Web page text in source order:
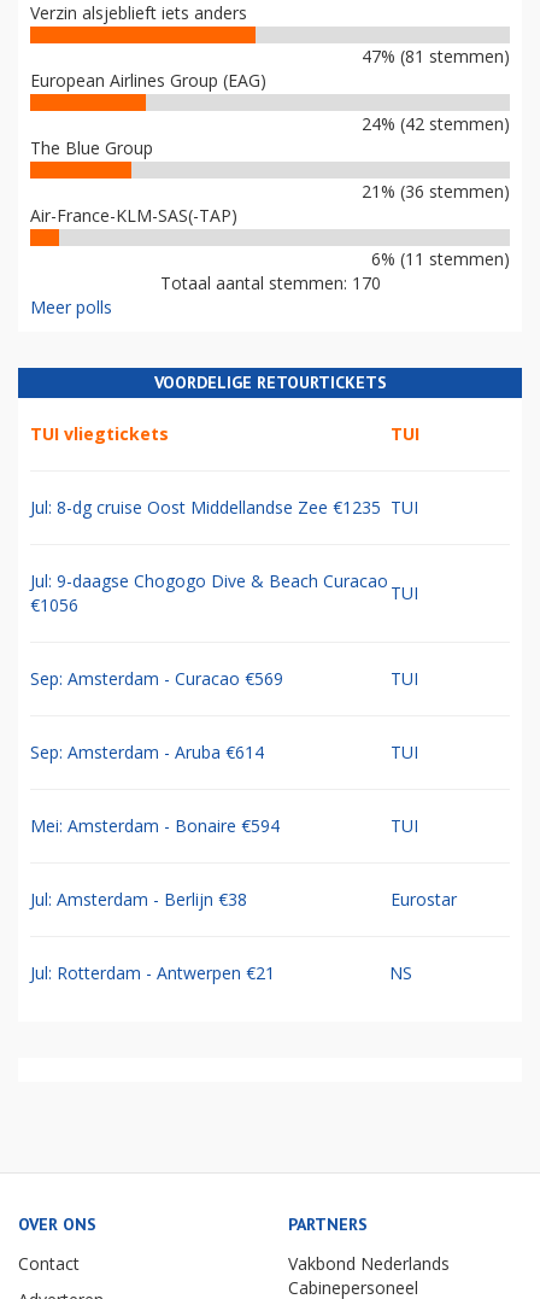
Verzin alsjeblieft iets anders
47% (81 stemmen)
European Airlines Group (EAG)
24% (42 stemmen)
The Blue Group
21% (36 stemmen)
Air-France-KLM-SAS(-TAP)
6% (11 stemmen)
Totaal aantal stemmen: 170
Meer polls
VOORDELIGE RETOURTICKETS
TUI vliegtickets TUI
Jul: 8-dg cruise Oost Middellandse Zee €1235 TUI
Jul: 9-daagse Chogogo Dive & Beach Curacao
€1056
TUI
Sep: Amsterdam - Curacao €569 TUI
Sep: Amsterdam - Aruba €614 TUI
Mei: Amsterdam - Bonaire €594 TUI
Jul: Amsterdam - Berlijn €38 Eurostar
Jul: Rotterdam - Antwerpen €21 NS
OVER ONS
Contact
PARTNERS
Vakbond Nederlands
Cabinepersoneel